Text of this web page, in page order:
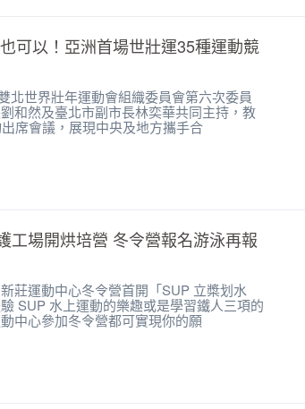
可以！亞洲首場世壯運35種運動競
北世界壯年運動會組織委員會第六次委員
和然及臺北市副市長林奕華共同主持，教
席會議，展現中央及地方攜手合
工場開烘培營 冬令營報名游泳再報
莊運動中心冬令營首開「SUP 立槳划水
SUP 水上運動的樂趣或是學習鐵人三項的
中心參加冬令營都可實現你的願